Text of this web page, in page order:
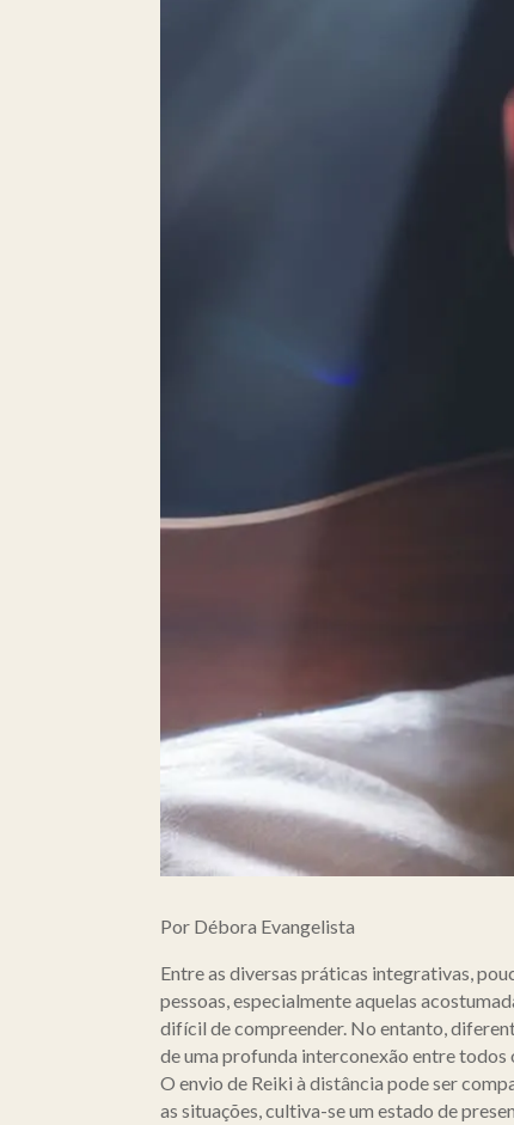
Por Débora Evangelista
Entre as diversas práticas integrativas,
pessoas, especialmente aquelas
difícil de compreender. No entanto,
de uma profunda interconexão entre todos
O envio de Reiki à distância pode ser
as situações, cultiva-se um estado de